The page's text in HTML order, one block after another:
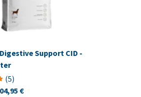
Support CID -
(5)
€